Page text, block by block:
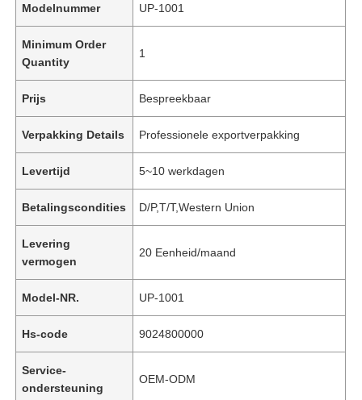
Modelnummer UP-1001
Minimum Order
Quantity
1
Prijs Bespreekbaar
Verpakking Details Professionele exportverpakking
Levertijd 5~10 werkdagen
Betalingscondities D/P,T/T,Western Union
Levering
vermogen
20 Eenheid/maand
Model-NR. UP-1001
Hs-code 9024800000
Service-
ondersteuning
OEM-ODM